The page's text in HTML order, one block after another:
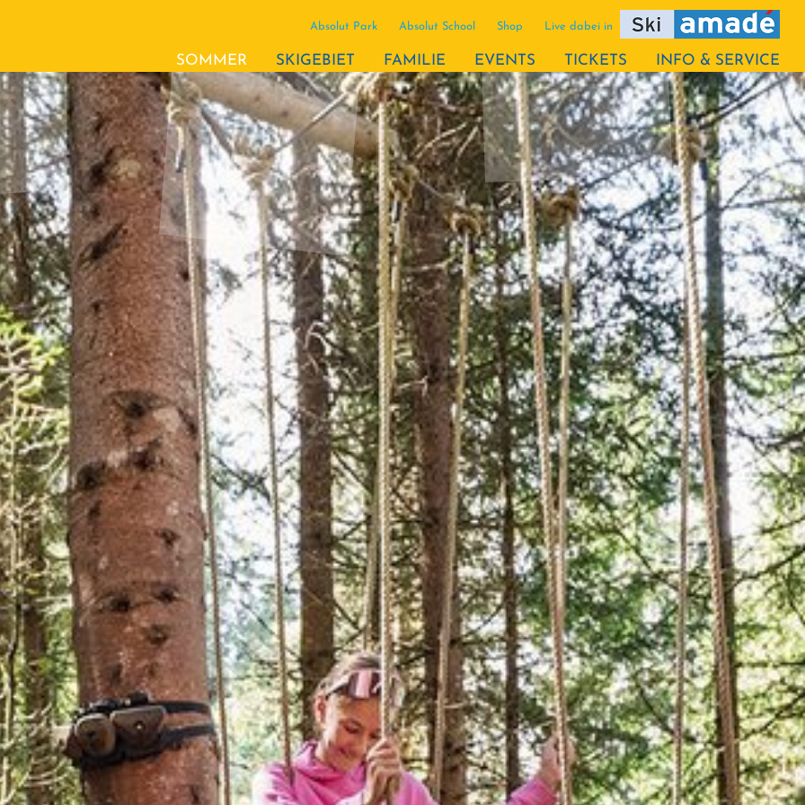
Absolut Park Absolut School Shop Live dabei in
SOMMER (AKTIV)
SKIGEBIET FAMILIE EVENTS TICKETS INFO & SERVICE